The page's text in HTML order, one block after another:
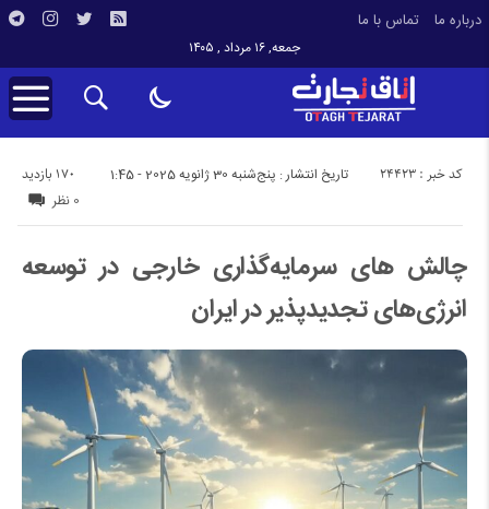
درباره ما تماس با ما
جمعه, ۱۶ مرداد , ۱۴۰۵
تاریخ انتشار : پنج‌شنبه 30 ژانویه 2025 - 1:45 170 بازدید کد خبر : 24423
0 نظر
چالش های سرمایه‌گذاری خارجی در توسعه
انرژی‌های تجدیدپذیر در ایران